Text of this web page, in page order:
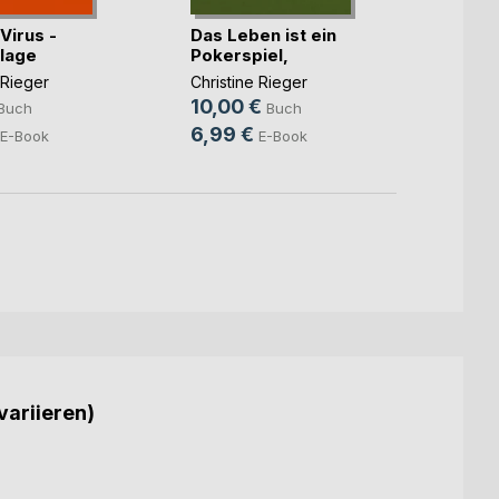
-
E-Book
Das Leben ist ein
Pokerspiel,
Christine Rieger
10,00 € Buch
6,99 € E-Book